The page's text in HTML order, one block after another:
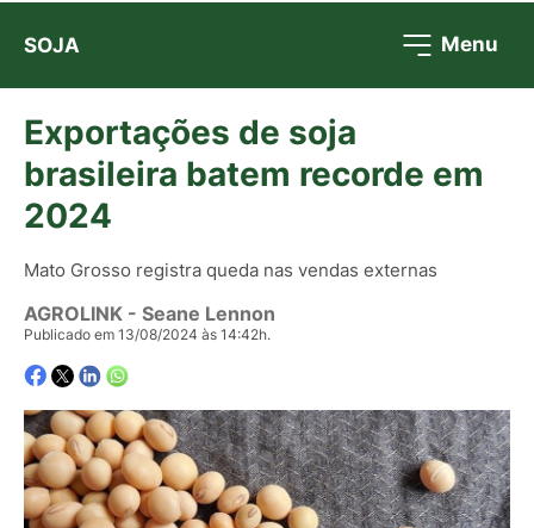
SOJA Menu
Exportações de soja
brasileira batem recorde em
2024
Mato Grosso registra queda nas vendas externas
AGROLINK - Seane Lennon
Publicado em 13/08/2024 às 14:42h.